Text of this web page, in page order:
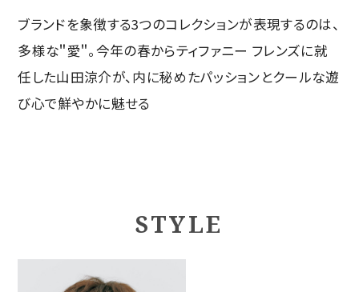
ブランドを象徴する3つのコレクションが表現するのは、
多様な＂愛＂。今年の春からティファニー フレンズに就
任した山田涼介が、内に秘めたパッションとクールな遊
び心で鮮やかに魅せる
STYLE